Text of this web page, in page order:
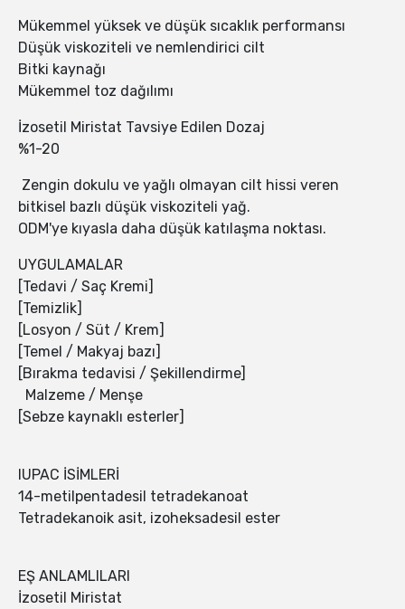
Mükemmel yüksek ve düşük sıcaklık performansı
Düşük viskoziteli ve nemlendirici cilt
Bitki kaynağı
Mükemmel toz dağılımı
İzosetil Miristat Tavsiye Edilen Dozaj
%1-20
Zengin dokulu ve yağlı olmayan cilt hissi veren
bitkisel bazlı düşük viskoziteli yağ.
ODM'ye kıyasla daha düşük katılaşma noktası.
UYGULAMALAR
[Tedavi / Saç Kremi]
[Temizlik]
[Losyon / Süt / Krem]
[Temel / Makyaj bazı]
[Bırakma tedavisi / Şekillendirme]
Malzeme / Menşe
[Sebze kaynaklı esterler]
IUPAC İSİMLERİ
14-metilpentadesil tetradekanoat
Tetradekanoik asit, izoheksadesil ester
EŞ ANLAMLILARI
İzosetil Miristat